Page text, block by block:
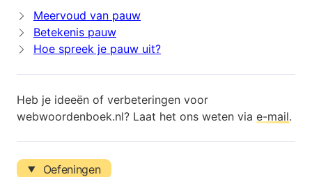
Meervoud van pauw
Betekenis pauw
Hoe spreek je pauw uit?
Heb je ideeën of verbeteringen voor
webwoordenboek.nl? Laat het ons weten via e-mail.
Oefeningen